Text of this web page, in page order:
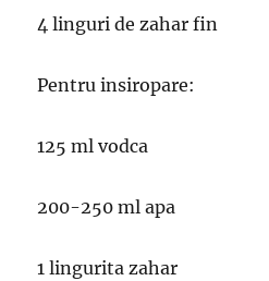
4 linguri de zahar fin
Pentru insiropare:
125 ml vodca
200-250 ml apa
1 lingurita zahar